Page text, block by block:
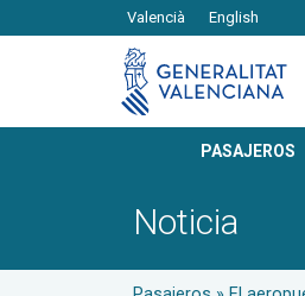
Valencià English
PASAJEROS
Noticia